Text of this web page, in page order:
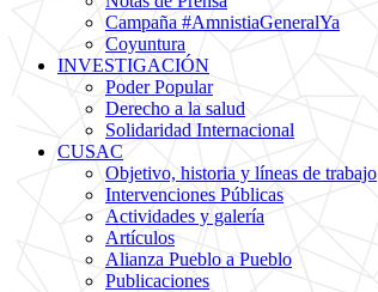
Campaña #AmnistiaGeneralYa
Coyuntura
INVESTIGACIÓN
Poder Popular
Derecho a la salud
Solidaridad Internacional
CUSAC
Objetivo, historia y líneas de trabajo
Intervenciones Públicas
Actividades y galería
Artículos
Alianza Pueblo a Pueblo
Publicaciones